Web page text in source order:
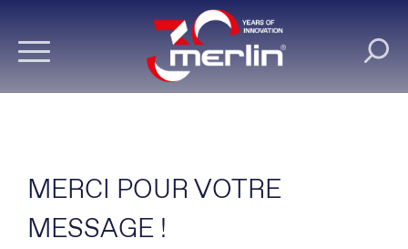
MERCI POUR VOTRE
MESSAGE !